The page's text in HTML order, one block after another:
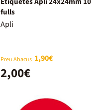
fulls
Apli
Preu Abacus 1,90€
2,00€